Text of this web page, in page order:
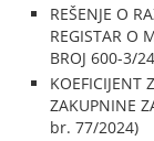
REŠENJE O
REGISTAR O
BROJ 600-3/
KOEFICIJENT
ZAKUPNINE
br. 77/2024)